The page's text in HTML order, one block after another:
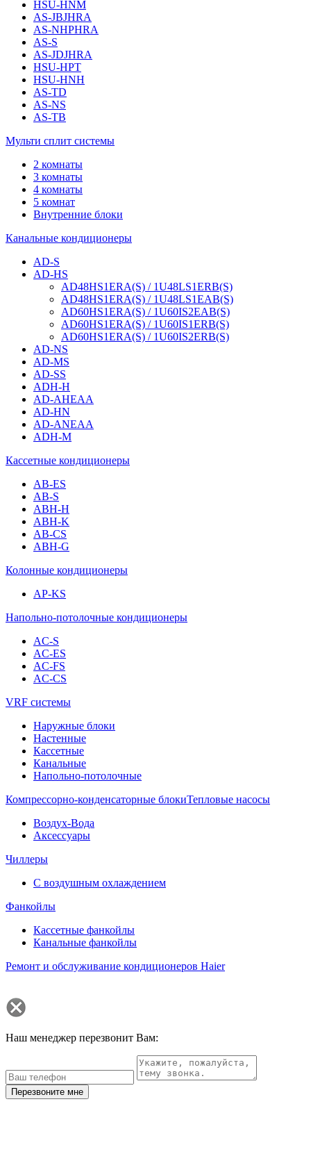
HSU-HNM
AS-JBJHRA
AS-NHPHRA
AS-S
AS-JDJHRA
HSU-HPT
HSU-HNH
AS-TD
AS-NS
AS-TB
Мульти сплит системы
2 комнаты
3 комнаты
4 комнаты
5 комнат
Внутренние блоки
Канальные кондиционеры
AD-S
AD-HS
AD48HS1ERA(S) / 1U48LS1ERB(S)
AD48HS1ERA(S) / 1U48LS1EAB(S)
AD60HS1ERA(S) / 1U60IS2EAB(S)
AD60HS1ERA(S) / 1U60IS1ERB(S)
AD60HS1ERA(S) / 1U60IS2ERB(S)
AD-NS
AD-MS
AD-SS
ADH-H
AD-AHEAA
AD-HN
AD-ANEAA
ADH-M
Кассетные кондиционеры
AB-ES
AB-S
ABH-H
ABH-K
AB-CS
ABH-G
Колонные кондиционеры
AP-KS
Напольно-потолочные кондиционеры
AC-S
AC-ES
AC-FS
AC-CS
VRF системы
Наружные блоки
Настенные
Кассетные
Канальные
Напольно-потолочные
Компрессорно-конденсаторные блокиТепловые насосы
Воздух-Вода
Аксессуары
Чиллеры
С воздушным охлаждением
Фанкойлы
Кассетные фанкойлы
Канальные фанкойлы
Ремонт и обслуживание кондиционеров Haier
Наш менеджер перезвонит Вам:
Перезвоните мне